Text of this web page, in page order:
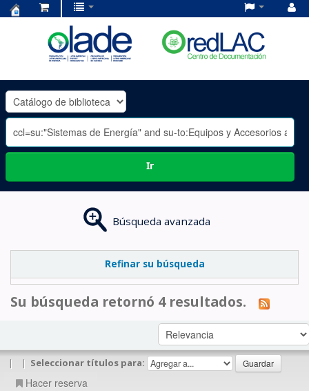
OLADE
-
Ir
Búsqueda avanzada
Refinar su búsqueda
Su búsqueda retornó 4 resultados.
| | Seleccionar títulos para:
Hacer reserva